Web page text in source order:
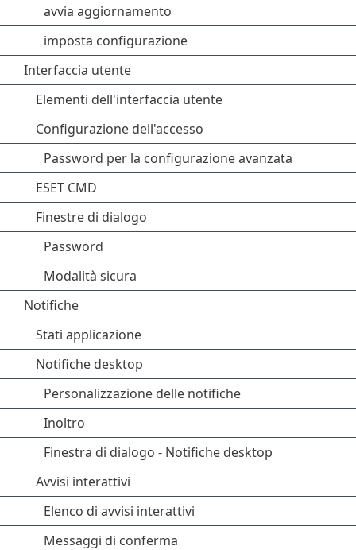
avvia aggiornamento
imposta configurazione
Interfaccia utente
Elementi dell'interfaccia utente
Configurazione dell'accesso
Password per la configurazione avanzata
ESET CMD
Finestre di dialogo
Password
Modalità sicura
Notifiche
Stati applicazione
Notifiche desktop
Personalizzazione delle notifiche
Inoltro
Finestra di dialogo - Notifiche desktop
Avvisi interattivi
Elenco di avvisi interattivi
Messaggi di conferma